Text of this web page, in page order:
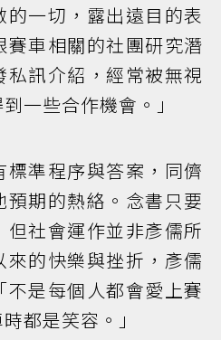
一切，露出遠目的表
車相關的社團研究潛
訊介紹，經常被無視
一些合作機會。」
準程序與答案，同儕
期的熱絡。念書只要
社會運作並非彥儒所
的快樂與挫折，彥儒
是每個人都會愛上賽
都是笑容。」